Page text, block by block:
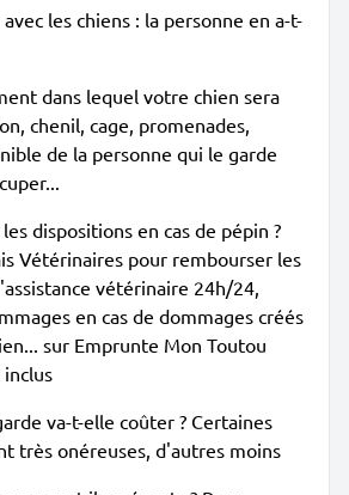
les chiens : la personne en a-t-
dans lequel votre chien sera
chenil, cage, promenades,
de la personne qui le garde
dispositions en cas de pépin ?
Vétérinaires pour rembourser les
vétérinaire 24h/24,
en cas de dommages créés
sur Emprunte Mon Toutou
va-t-elle coûter ? Certaines
très onéreuses, d'autres moins